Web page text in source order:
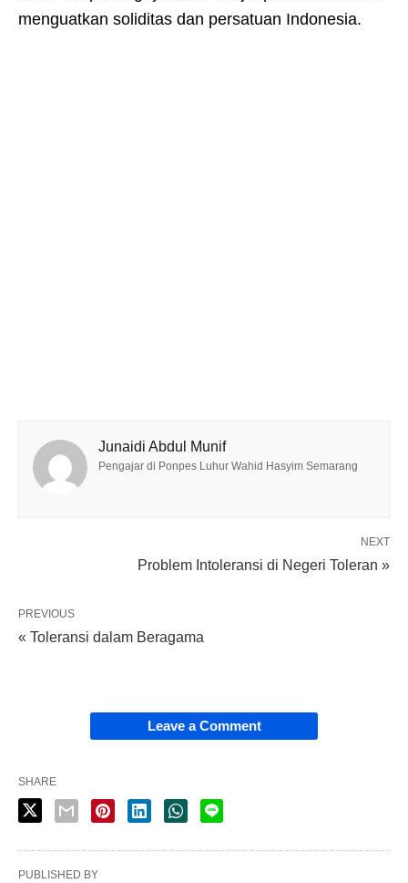
menguatkan soliditas dan persatuan Indonesia.
Junaidi Abdul Munif
Pengajar di Ponpes Luhur Wahid Hasyim Semarang
NEXT
Problem Intoleransi di Negeri Toleran »
PREVIOUS
« Toleransi dalam Beragama
Leave a Comment
SHARE
PUBLISHED BY